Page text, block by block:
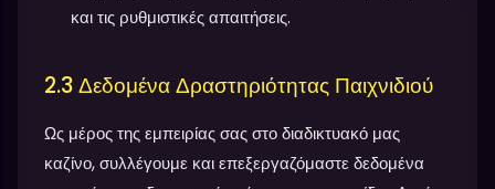
και τις ρυθμιστικές απαιτήσεις.
2.3 Δεδομένα Δραστηριότητας Παιχνιδιού
Ως μέρος της εμπειρίας σας στο διαδικτυακό μας
καζίνο, συλλέγουμε και επεξεργαζόμαστε δεδομένα